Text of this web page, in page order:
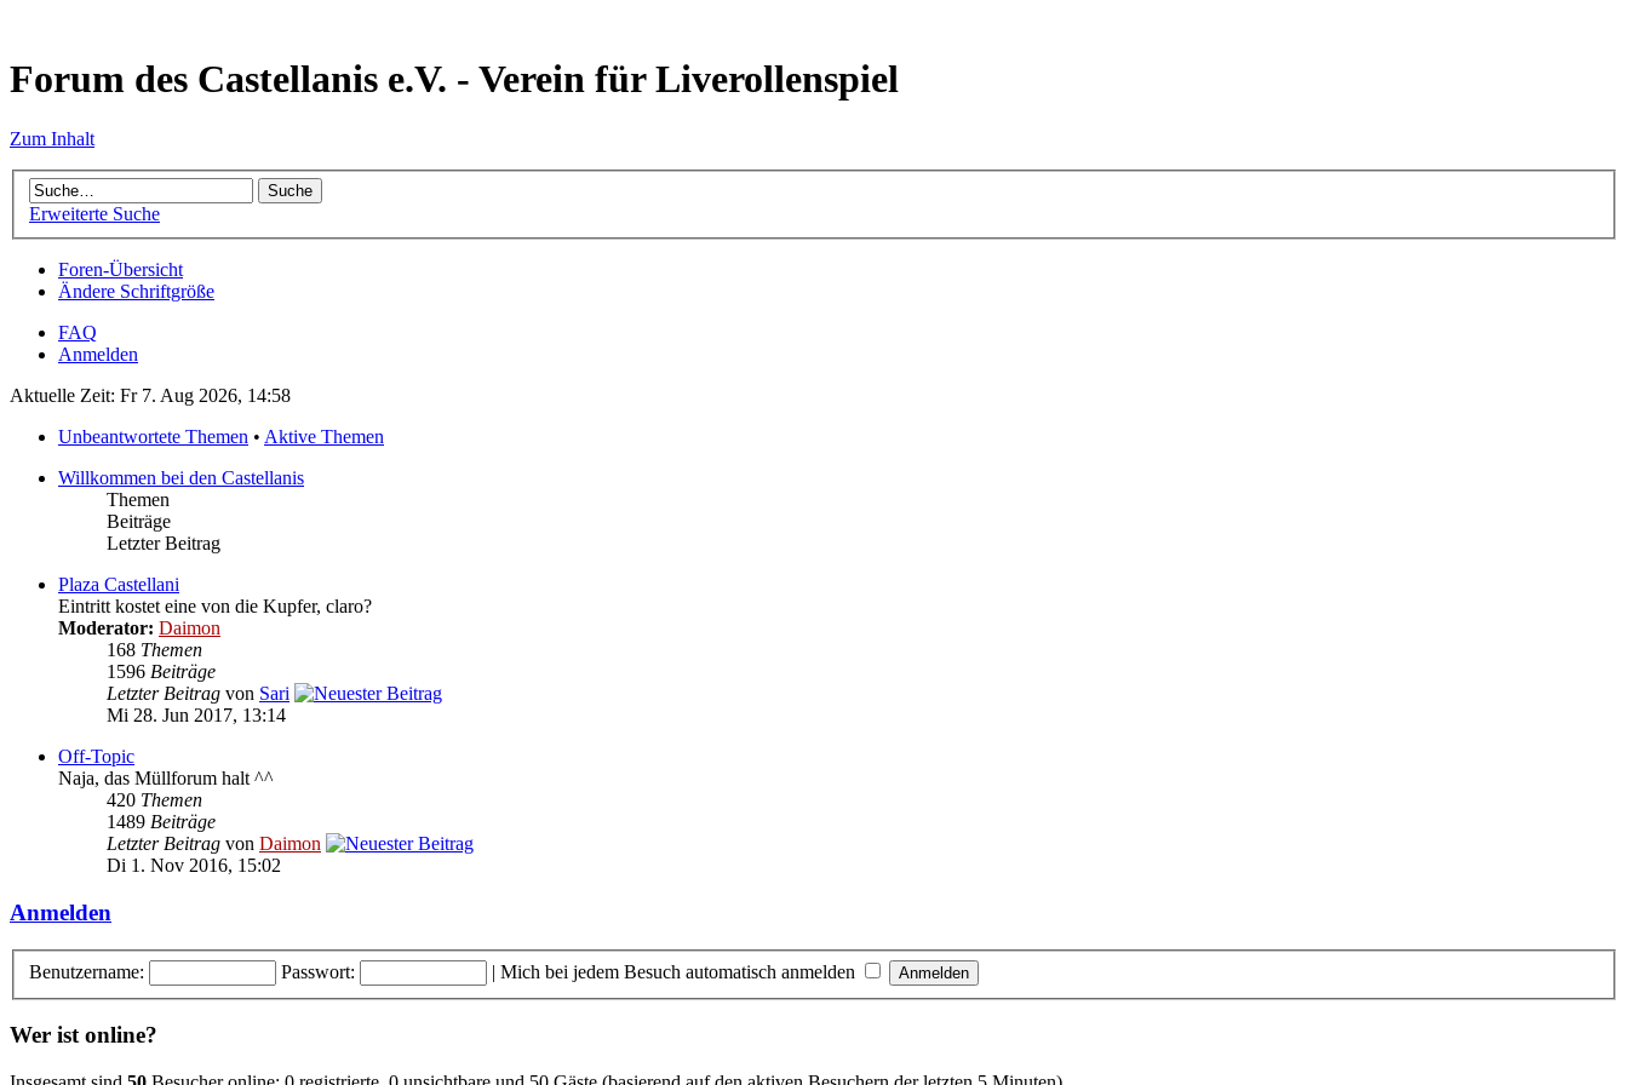
Forum des Castellanis e.V. - Verein für Liverollenspiel
Zum Inhalt
Erweiterte Suche
Foren-Übersicht
Ändere Schriftgröße
FAQ
Anmelden
Aktuelle Zeit: Fr 7. Aug 2026, 14:58
Unbeantwortete Themen • Aktive Themen
Willkommen bei den Castellanis
Themen
Beiträge
Letzter Beitrag
Plaza Castellani
Eintritt kostet eine von die Kupfer, claro?
Moderator: Daimon
168 Themen
1596 Beiträge
Letzter Beitrag von Sari
Mi 28. Jun 2017, 13:14
Off-Topic
Naja, das Müllforum halt ^^
420 Themen
1489 Beiträge
Letzter Beitrag von Daimon
Di 1. Nov 2016, 15:02
Anmelden
Benutzername: Passwort: | Mich bei jedem Besuch automatisch anmelden
Wer ist online?